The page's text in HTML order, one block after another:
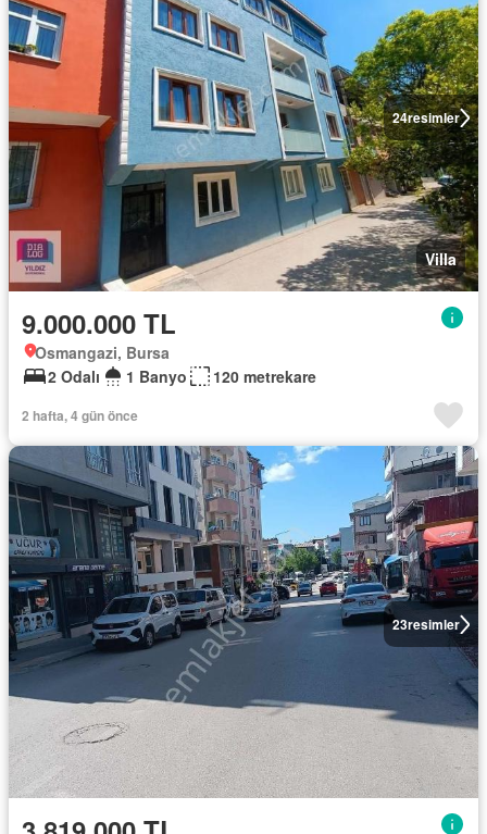
24resimler
Villa
9.000.000 TL
Osmangazi, Bursa
2 Odalı
1 Banyo 120 metrekare
2 hafta, 4 gün önce
23resimler